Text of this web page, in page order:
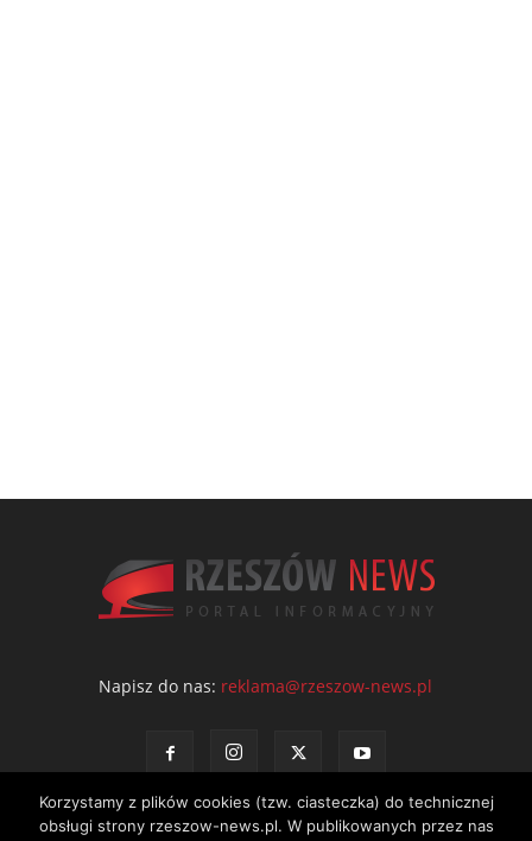
Napisz do nas: reklama@rzeszow-news.pl
Korzystamy z plików cookies (tzw. ciasteczka) do technicznej
obsługi strony rzeszow-news.pl. W publikowanych przez nas